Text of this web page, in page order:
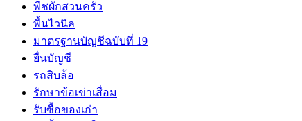
พืชผักสวนครัว
พื้นไวนิล
มาตรฐานบัญชีฉบับที่ 19
ยื่นบัญชี
รถสิบล้อ
รักษาข้อเข่าเสื่อม
รับซื้อของเก่า